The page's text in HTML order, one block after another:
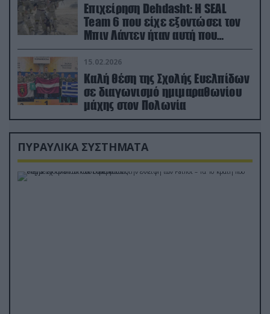
Επιχείρηση Dehdasht: Η SEAL
Team 6 που είχε εξοντώσει τον
Μπιν Λάντεν ήταν αυτή που
διέσωσε τον πιλότο του F-15
15.02.2026
Καλή θέση της Σχολής Ευελπίδων
σε διαγωνισμό ημιμαραθωνίου
μάχης στον Πολωνία
ΠΥΡΑΥΛΙΚΑ ΣΥΣΤΗΜΑΤΑ